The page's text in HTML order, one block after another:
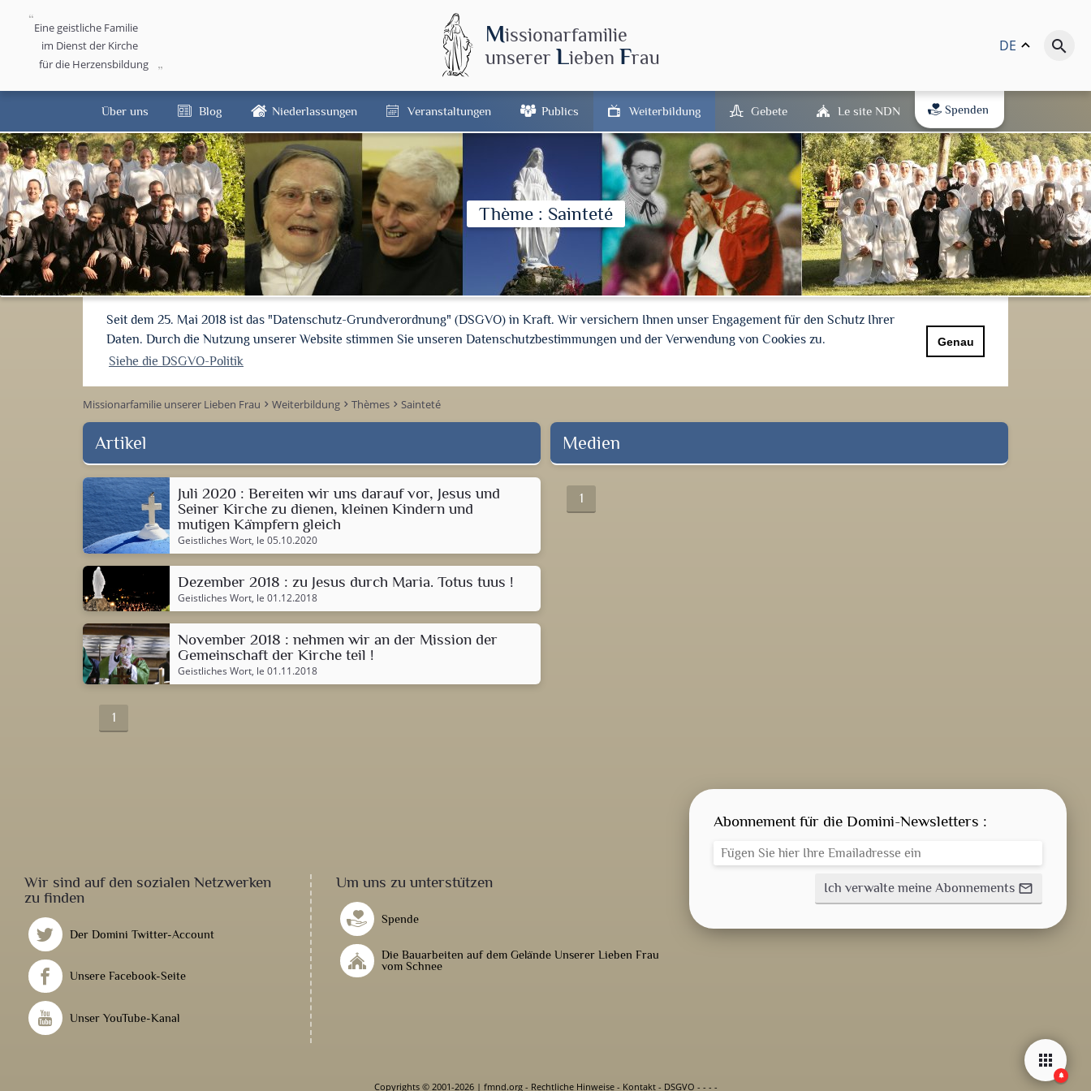
Eine geistliche Familie
im Dienst der Kirche
für die Herzensbildung
Missionarfamilie
unserer Lieben Frau
DE keyboard_arrow_up search
Über uns Blog Niederlassungen Veranstaltungen Publics Weiterbildung Gebete Le site NDN Spenden
Thème : Sainteté
Seit dem 25. Mai 2018 ist das "Datenschutz-Grundverordnung" (DSGVO) in Kraft. Wir versichern Ihnen unser Engagement für den Schutz Ihrer
Daten. Durch die Nutzung unserer Website stimmen Sie unseren Datenschutzbestimmungen und der Verwendung von Cookies zu.
Siehe die DSGVO-Politik
Genau
Missionarfamilie unserer Lieben Frau keyboard_arrow_right Weiterbildung keyboard_arrow_right Thèmes keyboard_arrow_right Sainteté
Artikel
Juli 2020 : Bereiten wir uns darauf vor, Jesus und
Seiner Kirche zu dienen, kleinen Kindern und
mutigen Kämpfern gleich
Geistliches Wort, le 05.10.2020
Dezember 2018 : zu Jesus durch Maria. Totus tuus !
Geistliches Wort, le 01.12.2018
November 2018 : nehmen wir an der Mission der
Gemeinschaft der Kirche teil !
Geistliches Wort, le 01.11.2018
1
Medien
1
apps
notifications
AKTUELLES
Wir sind auf den sozialen Netzwerken
zu finden
Der Domini Twitter-Account
Unsere Facebook-Seite
Unser YouTube-Kanal
Um uns zu unterstützen
Spende
Die Bauarbeiten auf dem Gelände Unserer Lieben Frau
vom Schnee
Abonnement für die Domini-Newsletters :
Ich verwalte meine Abonnements mail_outline
Copyrights © 2001-2026 | fmnd.org - Rechtliche Hinweise - Kontakt - DSGVO - - - -